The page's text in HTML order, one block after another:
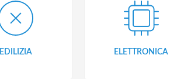
EDILIZIA ELETTRONICA